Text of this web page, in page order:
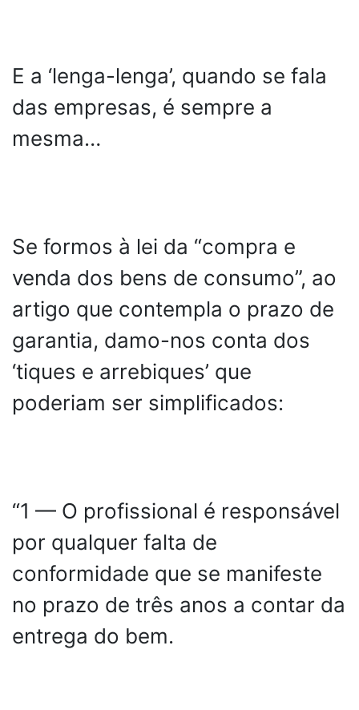
E a ‘lenga-lenga’, quando se fala
das empresas, é sempre a
mesma…
Se formos à lei da “compra e
venda dos bens de consumo”, ao
artigo que contempla o prazo de
garantia, damo-nos conta dos
‘tiques e arrebiques’ que
poderiam ser simplificados:
“1 — O profissional é responsável
por qualquer falta de
conformidade que se manifeste
no prazo de três anos a contar da
entrega do bem.